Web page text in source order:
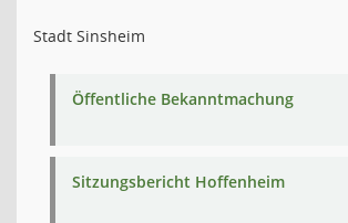
Stadt Sinsheim
Öffentliche Bekanntmachung
Sitzungsbericht Hoffenheim